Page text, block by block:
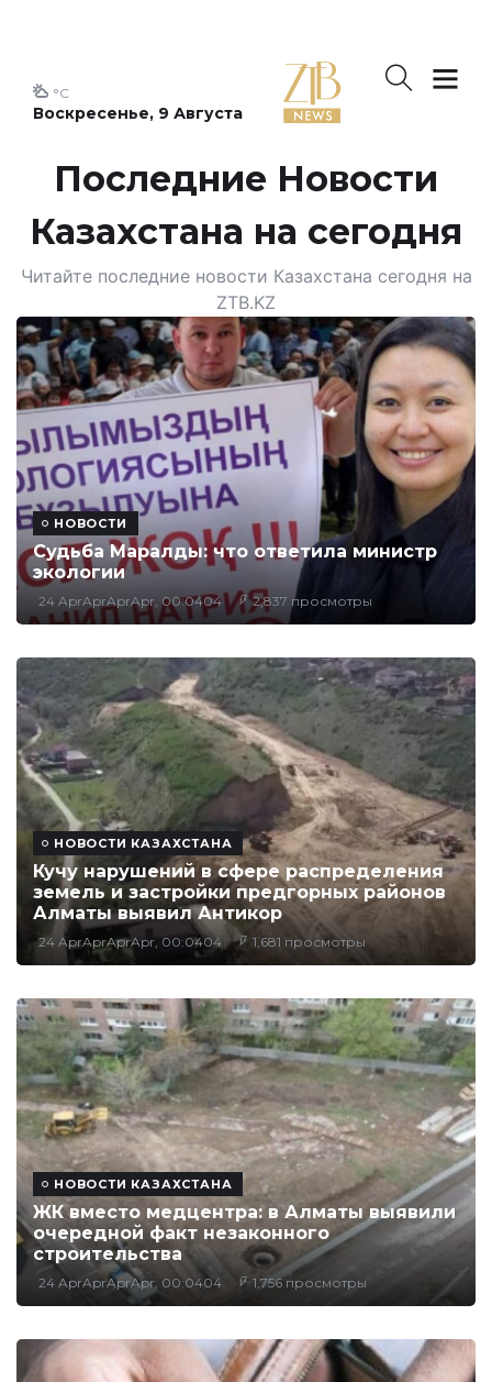
Воскресенье, 9 Августа
°C
Последние Новости
Казахстана на сегодня
Читайте последние новости Казахстана сегодня на
ZTB.KZ
НОВОСТИ
Судьба Маралды: что ответила министр
экологии
24 AprAprAprApr, 00:0404 2,837 просмотры
НОВОСТИ КАЗАХСТАНА
Кучу нарушений в сфере распределения
земель и застройки предгорных районов
Алматы выявил Антикор
24 AprAprAprApr, 00:0404 1,681 просмотры
НОВОСТИ КАЗАХСТАНА
ЖК вместо медцентра: в Алматы выявили
очередной факт незаконного
строительства
24 AprAprAprApr, 00:0404 1,756 просмотры